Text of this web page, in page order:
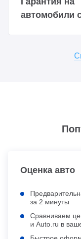
автомобили
Оценка авто
за 2 минуты
Сравниваем
и Auto.ru в